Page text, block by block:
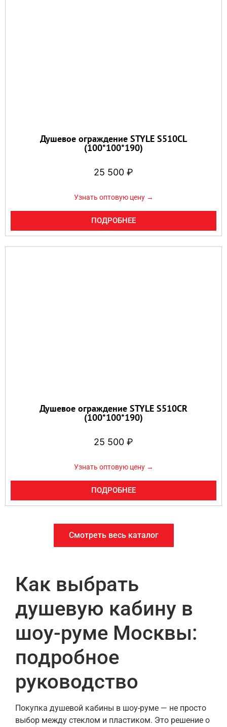
Душевое ограждение STYLE S510CL
(100*100*190)
25 500 ₽
Узнать оптовую цену →
ПОДРОБНЕЕ
Душевое ограждение STYLE S510CR
(100*100*190)
25 500 ₽
Узнать оптовую цену →
ПОДРОБНЕЕ
Смотреть весь каталог
Как выбрать
душевую кабину в
шоу-руме Москвы:
подробное
руководство
Покупка душевой кабины в шоу-руме — не просто
выбор между стеклом и пластиком. Это решение о